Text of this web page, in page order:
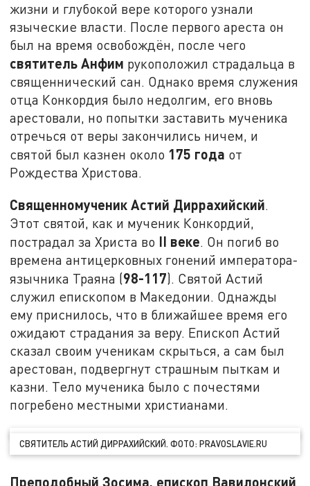
жизни и глубокой вере которого узнали
языческие власти. После первого ареста он
был на время освобождён, после чего
святитель Анфим рукоположил страдальца в
священнический сан. Однако время служения
отца Конкордия было недолгим, его вновь
арестовали, но попытки заставить мученика
отречься от веры закончились ничем, и
святой был казнен около 175 года от
Рождества Христова.
Священномученик Астий Диррахийский.
Этот святой, как и мученик Конкордий,
пострадал за Христа во II веке. Он погиб во
времена антицерковных гонений императора-
язычника Траяна (98-117). Святой Астий
служил епископом в Македонии. Однажды
ему приснилось, что в ближайшее время его
ожидают страдания за веру. Епископ Астий
сказал своим ученикам скрыться, а сам был
арестован, подвергнут страшным пыткам и
казни. Тело мученика было с почестями
погребено местными христианами.
СВЯТИТЕЛЬ АСТИЙ ДИРРАХИЙСКИЙ. ФОТО: PRAVOSLAVIE.RU
Преподобный Зосима, епископ Вавилонский.